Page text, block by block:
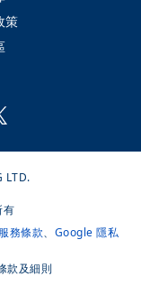
策
LTD.
有
務條款、 Google 隱私
款及細則